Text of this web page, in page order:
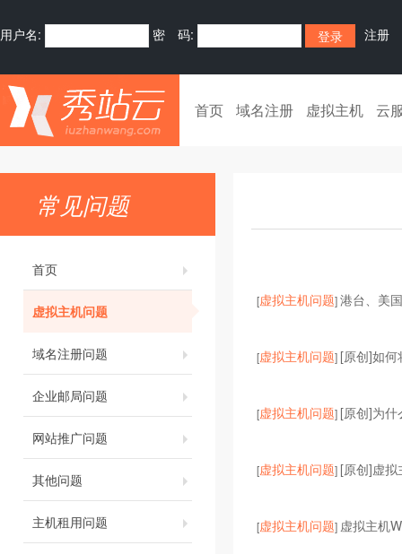
用户名: 密 码: 注册
首页 域名注册 虚拟主机 云
常见问题
首页
虚拟主机问题
域名注册问题
企业邮局问题
网站推广问题
其他问题
主机租用问题
[虚拟主机问题]港台、美
[虚拟主机问题] [原创]如
[虚拟主机问题] [原创]为
[虚拟主机问题] [原创]虚
[虚拟主机问题] 虚拟主机